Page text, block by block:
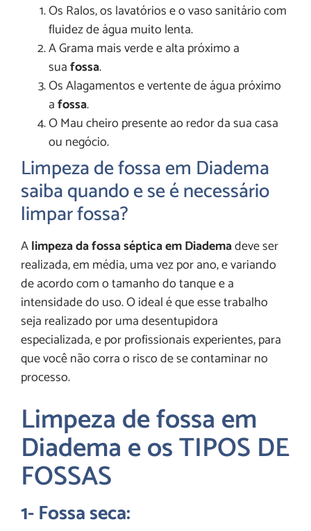
Os Ralos, os lavatórios e o vaso sanitário com
fluidez de água muito lenta.
A Grama mais verde e alta próximo a
suafossa.
Os Alagamentos e vertente de água próximo
afossa.
O Mau cheiro presente ao redor da sua casa
ou negócio.
Limpeza de fossa em Diadema
saiba quando e se é necessário
limpar fossa?
Alimpeza da fossa séptica em Diademadeve ser
realizada, em média, uma vez por ano, e variando
de acordo com o tamanho do tanque e a
intensidade do uso. O ideal é que esse trabalho
seja realizado por uma desentupidora
especializada, e por profissionais experientes, para
que você não corra o risco de se contaminar no
processo.
Limpeza de fossa em
Diadema e os TIPOS DE
FOSSAS
1- Fossa seca: